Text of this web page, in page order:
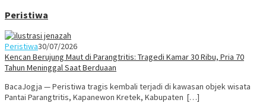
Peristiwa
Peristiwa30/07/2026
Kencan Berujung Maut di Parangtritis: Tragedi Kamar 30 Ribu, Pria 70
Tahun Meninggal Saat Berduaan
BacaJogja — Peristiwa tragis kembali terjadi di kawasan objek wisata
Pantai Parangtritis, Kapanewon Kretek, Kabupaten […]